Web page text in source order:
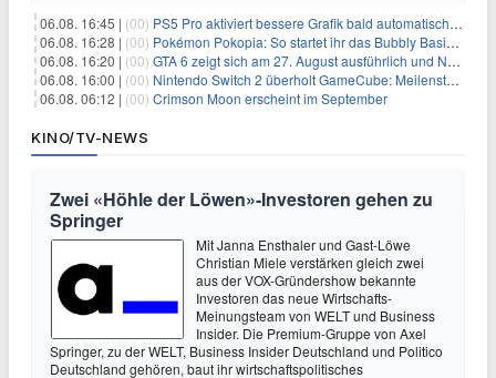
06.08. 16:45 | (00) PS5 Pro aktiviert bessere Grafik bald automatisch, aber das Update ist kleiner als gedacht
06.08. 16:28 | (00) Pokémon Pokopia: So startet ihr das Bubbly Basin-DLC
06.08. 16:20 | (00) GTA 6 zeigt sich am 27. August ausführlich und Netflix bekommt sechs Stunden Vorsprung
06.08. 16:00 | (00) Nintendo Switch 2 überholt GameCube: Meilenstein schon nach kurzer Zeit erreicht
06.08. 06:12 | (00) Crimson Moon erscheint im September
KINO/TV-NEWS
Zwei «Höhle der Löwen»-Investoren gehen zu
Springer
Mit Janna Ensthaler und Gast-Löwe
Christian Miele verstärken gleich zwei
aus der VOX-Gründershow bekannte
Investoren das neue Wirtschafts-
Meinungsteam von WELT und Business
Insider. Die Premium-Gruppe von Axel
Springer, zu der WELT, Business Insider Deutschland und Politico
Deutschland gehören, baut ihr wirtschaftspolitisches